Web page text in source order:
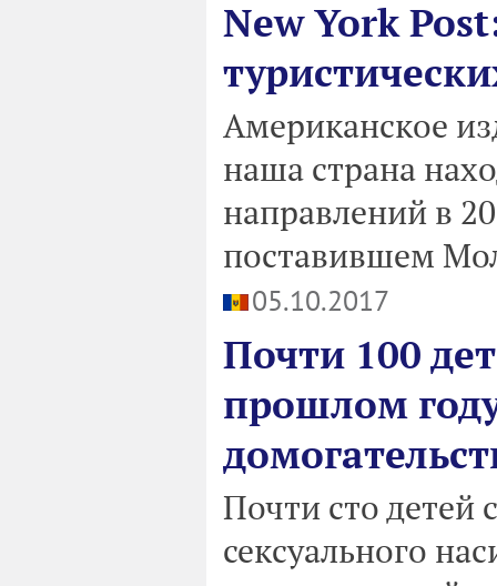
New York
Американское
наша страна
направлений в
поставившем
05.10.2017
Почти 100
прошлом
Почти сто детей
сексуального